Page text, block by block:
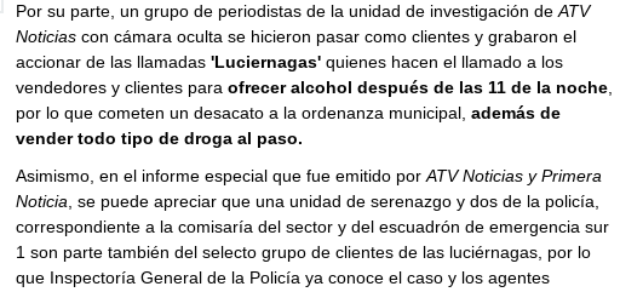
Por su parte, un grupo de periodistas de la unidad de investigación de ATV
Noticiascon cámara oculta se hicieron pasar como clientes y grabaron el
accionar de las llamadas 'Luciernagas'quienes hacen el llamado a los
vendedores y clientes para ofrecer alcohol después de las 11 de la noche,
por lo que cometen un desacato a la ordenanza municipal, además de
vender todo tipo de droga al paso.
Asimismo, en el informe especial que fue emitido por ATV Noticias y Primera
Noticia , se puede apreciar que una unidad de serenazgo y dos de la policía,
correspondiente a la comisaría del sector y del escuadrón de emergencia sur
1 son parte también del selecto grupo de clientes de las luciérnagas, por lo
que Inspectoría General de la Policía ya conoce el caso y los agentes